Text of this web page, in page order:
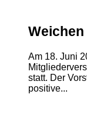
Am 18. Juni
statt. Der
positive...